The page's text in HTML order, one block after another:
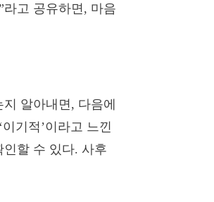
고 공유하면, 마음
알아내면, 다음에
기적’이라고 느낀
할 수 있다. 사후